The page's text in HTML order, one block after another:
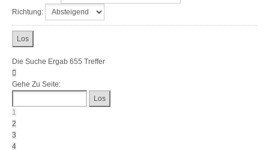
Richtung:
Die Suche Ergab 655 Treffer
1
27
Gehe Zu Seite:
1
2
3
4